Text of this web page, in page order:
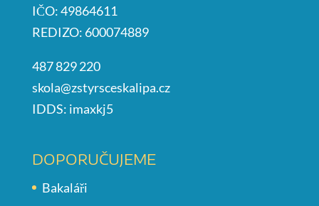
IČO: 49864611
REDIZO: 600074889
487 829 220
skola@zstyrsceskalipa.cz
IDDS: imaxkj5
DOPORUČUJEME
Bakaláři